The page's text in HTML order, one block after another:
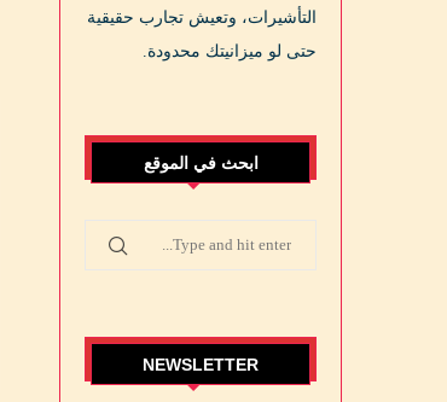
التأشيرات، وتعيش تجارب حقيقية
حتى لو ميزانيتك محدودة.
ابحث في الموقع
NEWSLETTER